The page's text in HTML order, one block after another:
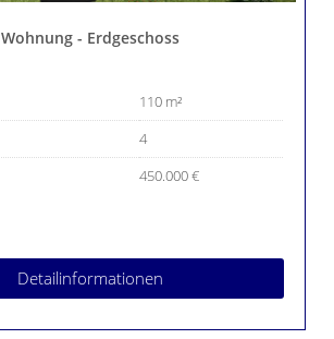
Wohnung - Erdgeschoss
110 m²
4
450.000 €
Detailinformationen